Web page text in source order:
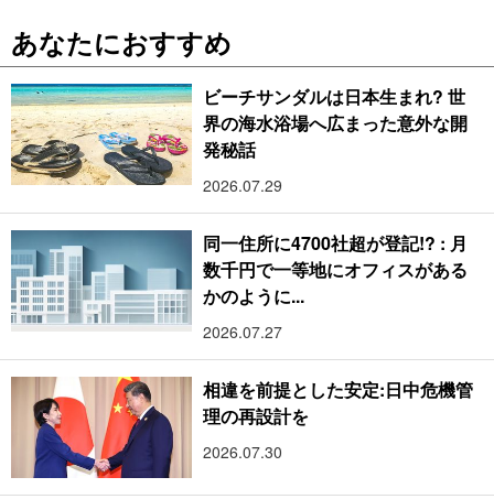
あなたにおすすめ
ビーチサンダルは日本生まれ? 世
界の海水浴場へ広まった意外な開
発秘話
2026.07.29
同一住所に4700社超が登記!? : 月
数千円で一等地にオフィスがある
かのように...
2026.07.27
相違を前提とした安定:日中危機管
理の再設計を
2026.07.30